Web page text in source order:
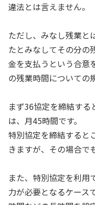
違法とは言えません。
ただし、みなし残業と
たとみなしてその分の
金を支払うという合意
の残業時間についての
まず36協定を締結す
は、月45時間です。
特別協定を締結すると
きますが、その場合で
また、特別協定を利用
力が必要となるケース